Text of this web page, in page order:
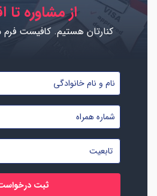
از مشاوره تا
کنارتان هستیم. کافیست فرم
نام
و
نام
خانوادگی
شماره
موبایل
تابعیت
*